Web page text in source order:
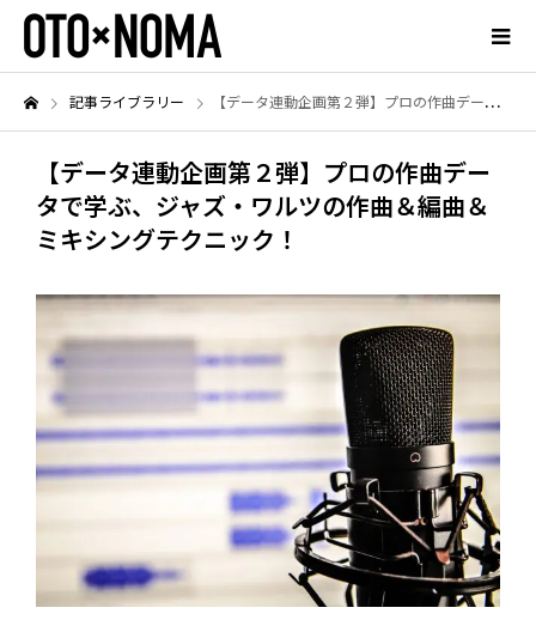
記事ライブラリー 【データ連動企画第２弾】プロの作曲データで学ぶ、ジャズ・ワルツの作曲＆編曲＆ミキシングテクニック！
【データ連動企画第２弾】プロの作曲デー
タで学ぶ、ジャズ・ワルツの作曲＆編曲＆
ミキシングテクニック！